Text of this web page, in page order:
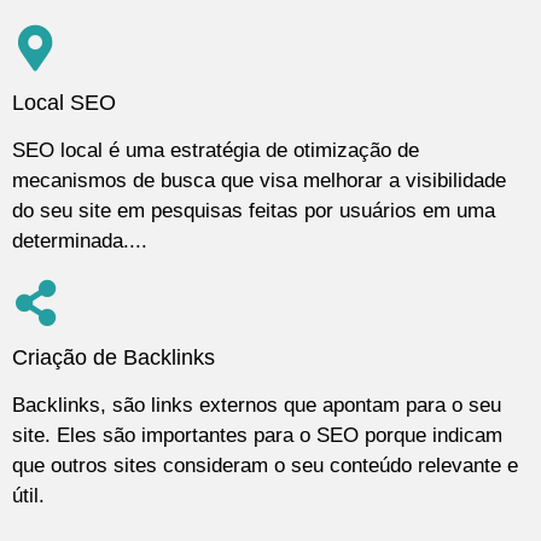
Local SEO
SEO local é uma estratégia de otimização de
mecanismos de busca que visa melhorar a visibilidade
do seu site em pesquisas feitas por usuários em uma
determinada....
Criação de Backlinks
Backlinks, são links externos que apontam para o seu
site. Eles são importantes para o SEO porque indicam
que outros sites consideram o seu conteúdo relevante e
útil.